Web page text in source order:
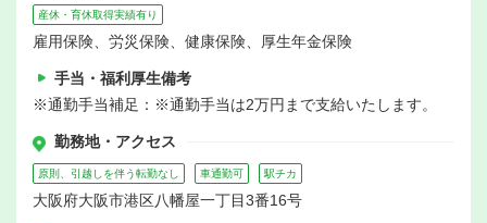
産休・育休取得実績有り
雇用保険、労災保険、健康保険、厚生年金保険
手当・福利厚生備考
※通勤手当補足：※通勤手当は2万円まで支給いたします。
勤務地・アクセス
原則、引越しを伴う転勤なし 車通勤可 駅チカ
大阪府大阪市港区八幡屋一丁目3番16号